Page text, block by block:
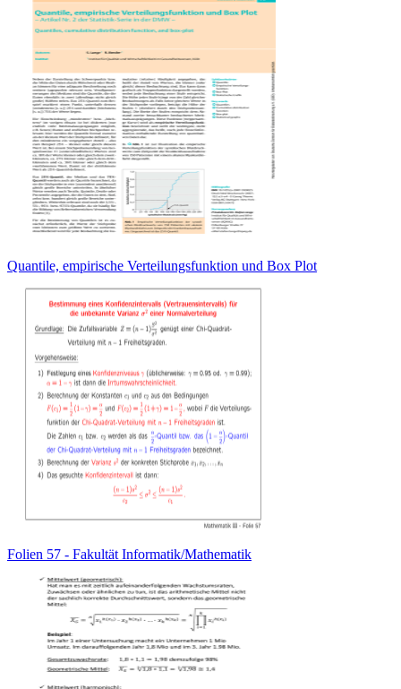
Quantile, empirische Verteilungsfunktion und Box Plot
Folien 57 - Fakultät Informatik/Mathematik